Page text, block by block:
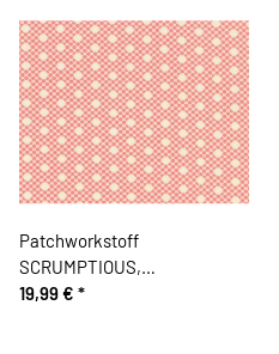
Patchworkstoff
SCRUMPTIOUS,
Punktemuster, altrosa, Moda
19,99 € *